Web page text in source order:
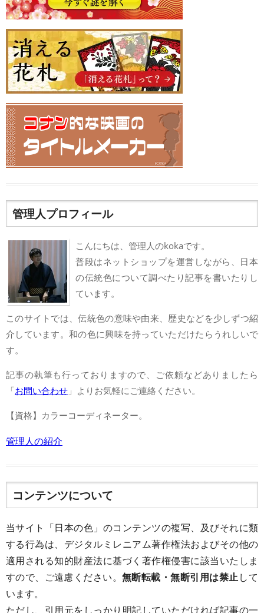
管理人プロフィール
こんにちは、管理人のkokaです。
普段はネットショップを運営しながら、日本
の伝統色について調べたり記事を書いたりし
ています。
このサイトでは、伝統色の意味や由来、歴史などを少しずつ紹
介しています。和の色に興味を持っていただけたらうれしいで
す。
記事の執筆も行っておりますので、ご依頼などありましたら
「お問い合わせ 」よりお気軽にご連絡ください。
【資格】カラーコーディネーター。
管理人の紹介
コンテンツについて
当サイト「日本の色」のコンテンツの複写、及びそれに類
する行為は、デジタルミレニアム著作権法およびその他の
適用される知的財産法に基づく著作権侵害に該当いたしま
すので、ご遠慮ください。 無断転載・無断引用は禁止して
います。
ただし、引用元をしっかり明記していただければ記事の一